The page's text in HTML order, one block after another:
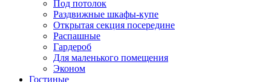
Под потолок
Раздвижные шкафы-купе
Открытая секция посередине
Распашные
Гардероб
Для маленького помещения
Эконом
Гостиные